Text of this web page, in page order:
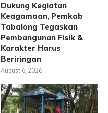
Dukung Kegiatan
Keagamaan, Pemkab
Tabalong Tegaskan
Pembangunan Fisik &
Karakter Harus
Beriringan
August 6, 2026